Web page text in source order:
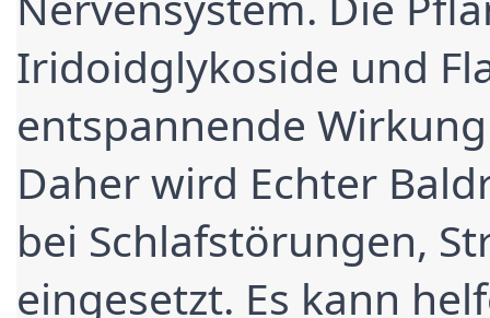
Iridoidglykoside und
entspannende
Daher wird Echter
bei Schlafstörungen,
eingesetzt. Es kann